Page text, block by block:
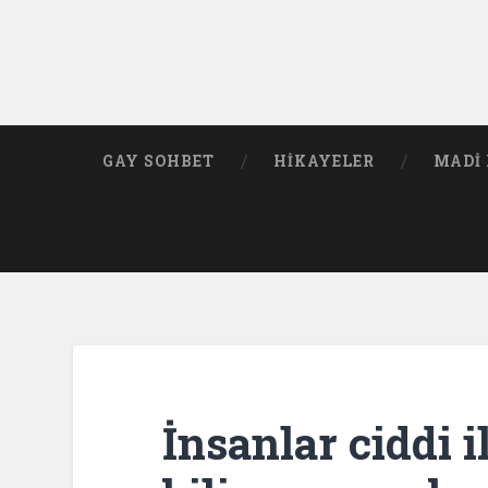
GAY SOHBET HIKAYELER MADI
İnsanlar ciddi